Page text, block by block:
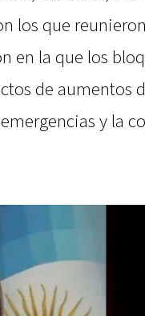
los que
en la que los
de aumentos
y la